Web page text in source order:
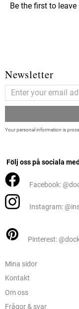
Be the first to leave
Newsletter
Your personal information is
Följ oss på sociala
Facebook:
Instagram:
Pinterest:
Mina sidor
Kontakt
Om oss
Frågor & svar